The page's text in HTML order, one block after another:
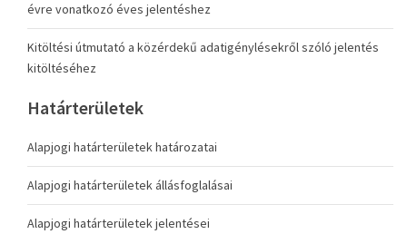
évre vonatkozó éves jelentéshez
Kitöltési útmutató a közérdekű adatigénylésekről szóló jelentés
kitöltéséhez
Határterületek
Alapjogi határterületek határozatai
Alapjogi határterületek állásfoglalásai
Alapjogi határterületek jelentései